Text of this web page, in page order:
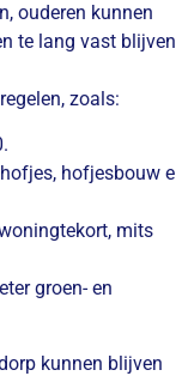
ouderen kunnen
te lang vast blijven
zoals:
hofjesbouw
mits
groen- en
kunnen blijven